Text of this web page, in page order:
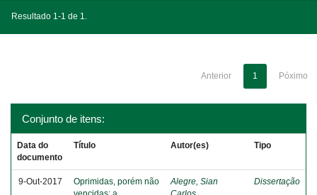
Resultado 1-1 de 1.
Anterior 1 Póximo
Conjunto de itens:
Data do
documento
Título Autor(es) Tipo
9-Out-2017
Oprimidas, porém não
Alegre, Sian
Dissertação